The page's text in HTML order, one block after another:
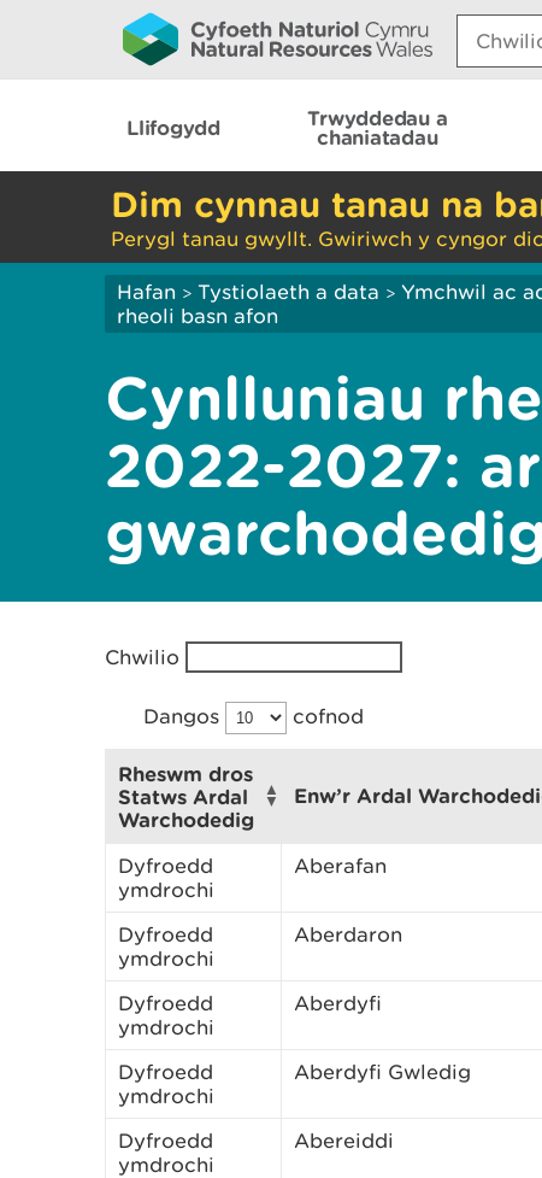
Search:
Llifogydd
Trwyddedau a
chaniatadau
Dim cynnau tanau na
Perygl tanau gwyllt. Gwiriwch y cyngor
Hafan > Tystiolaeth a data > Ymchwil ac
rheoli basn afon
Cynlluniau
2022-2027:
Chwilio
Dangos cofnod
Rheswm dros
Statws Ardal
Warchodedig
Enw’r Ardal
Dyfroedd
ymdrochi
Aberafan
Dyfroedd
ymdrochi
Aberdaron
Dyfroedd
ymdrochi
Aberdyfi
Dyfroedd
ymdrochi
Aberdyfi Gwledig
Dyfroedd
ymdrochi
Abereiddi